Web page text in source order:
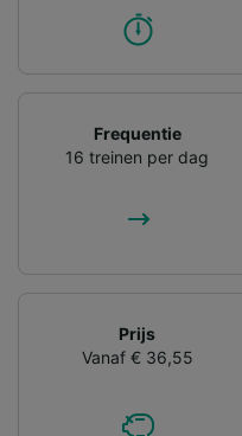
Frequentie
16 treinen per dag
Prijs
Vanaf € 36,55